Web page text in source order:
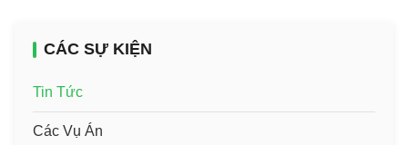
CÁC SỰ KIỆN
Tin Tức
Các Vụ Án